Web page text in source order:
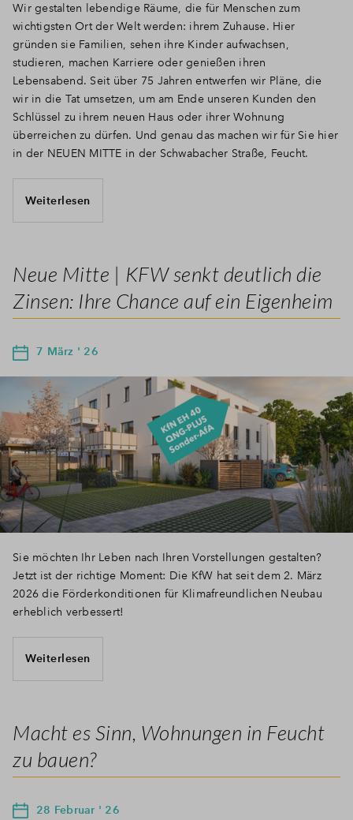
Wir gestalten lebendige Räume, die für Menschen zum
wichtigsten Ort der Welt werden: ihrem Zuhause. Hier
gründen sie Familien, sehen ihre Kinder aufwachsen,
studieren, machen Karriere oder genießen ihren
Lebensabend. Seit über 75 Jahren entwerfen wir Pläne, die
wir in die Tat umsetzen, um am Ende unseren Kunden den
Schlüssel zu ihrem neuen Haus oder ihrer Wohnung
überreichen zu dürfen. Und genau das machen wir für Sie hier
in der NEUEN MITTE in der Schwabacher Straße, Feucht.
Weiterlesen
Neue Mitte | KFW senkt deutlich die
Zinsen: Ihre Chance auf ein Eigenheim
7 März ' 26
Sie möchten Ihr Leben nach Ihren Vorstellungen gestalten?
Jetzt ist der richtige Moment: Die KfW hat seit dem 2. März
2026 die Förderkonditionen für Klimafreundlichen Neubau
erheblich verbessert!
Weiterlesen
Macht es Sinn, Wohnungen in Feucht
zu bauen?
28 Februar ' 26